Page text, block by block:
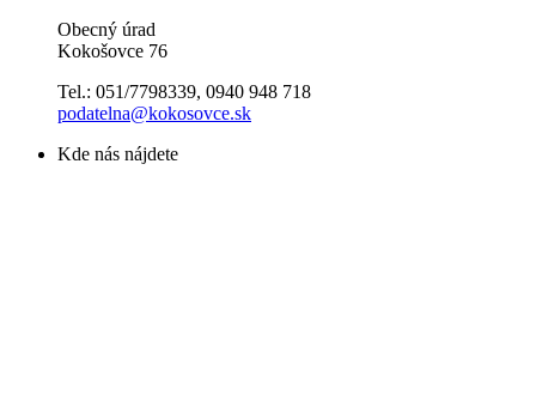
Obecný úrad
Kokošovce 76
Tel.: 051/7798339, 0940 948 718
podatelna@kokosovce.sk
Kde nás nájdete